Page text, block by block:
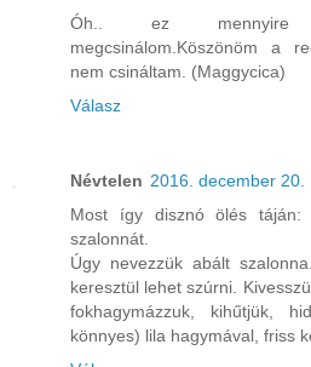
Óh.. ez mennyire
megcsinálom.Köszönöm a
nem csináltam. (Maggycica)
Válasz
Névtelen 2016. december 20.
Most így disznó ölés táján:
szalonnát.
Úgy nevezzük abált
keresztül lehet szúrni.
fokhagymázzuk, kihűtjük,
könnyes) lila hagymával, friss